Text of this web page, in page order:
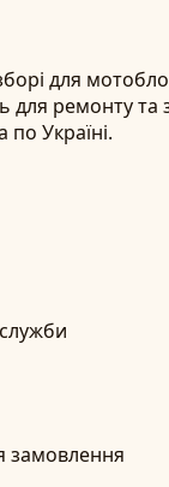
для
для ремонту та
Україні.
замовлення